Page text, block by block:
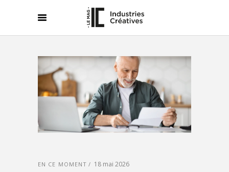
EN CE MOMENT 18 mai 2026